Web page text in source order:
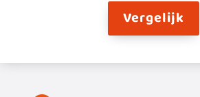
Vergelijk